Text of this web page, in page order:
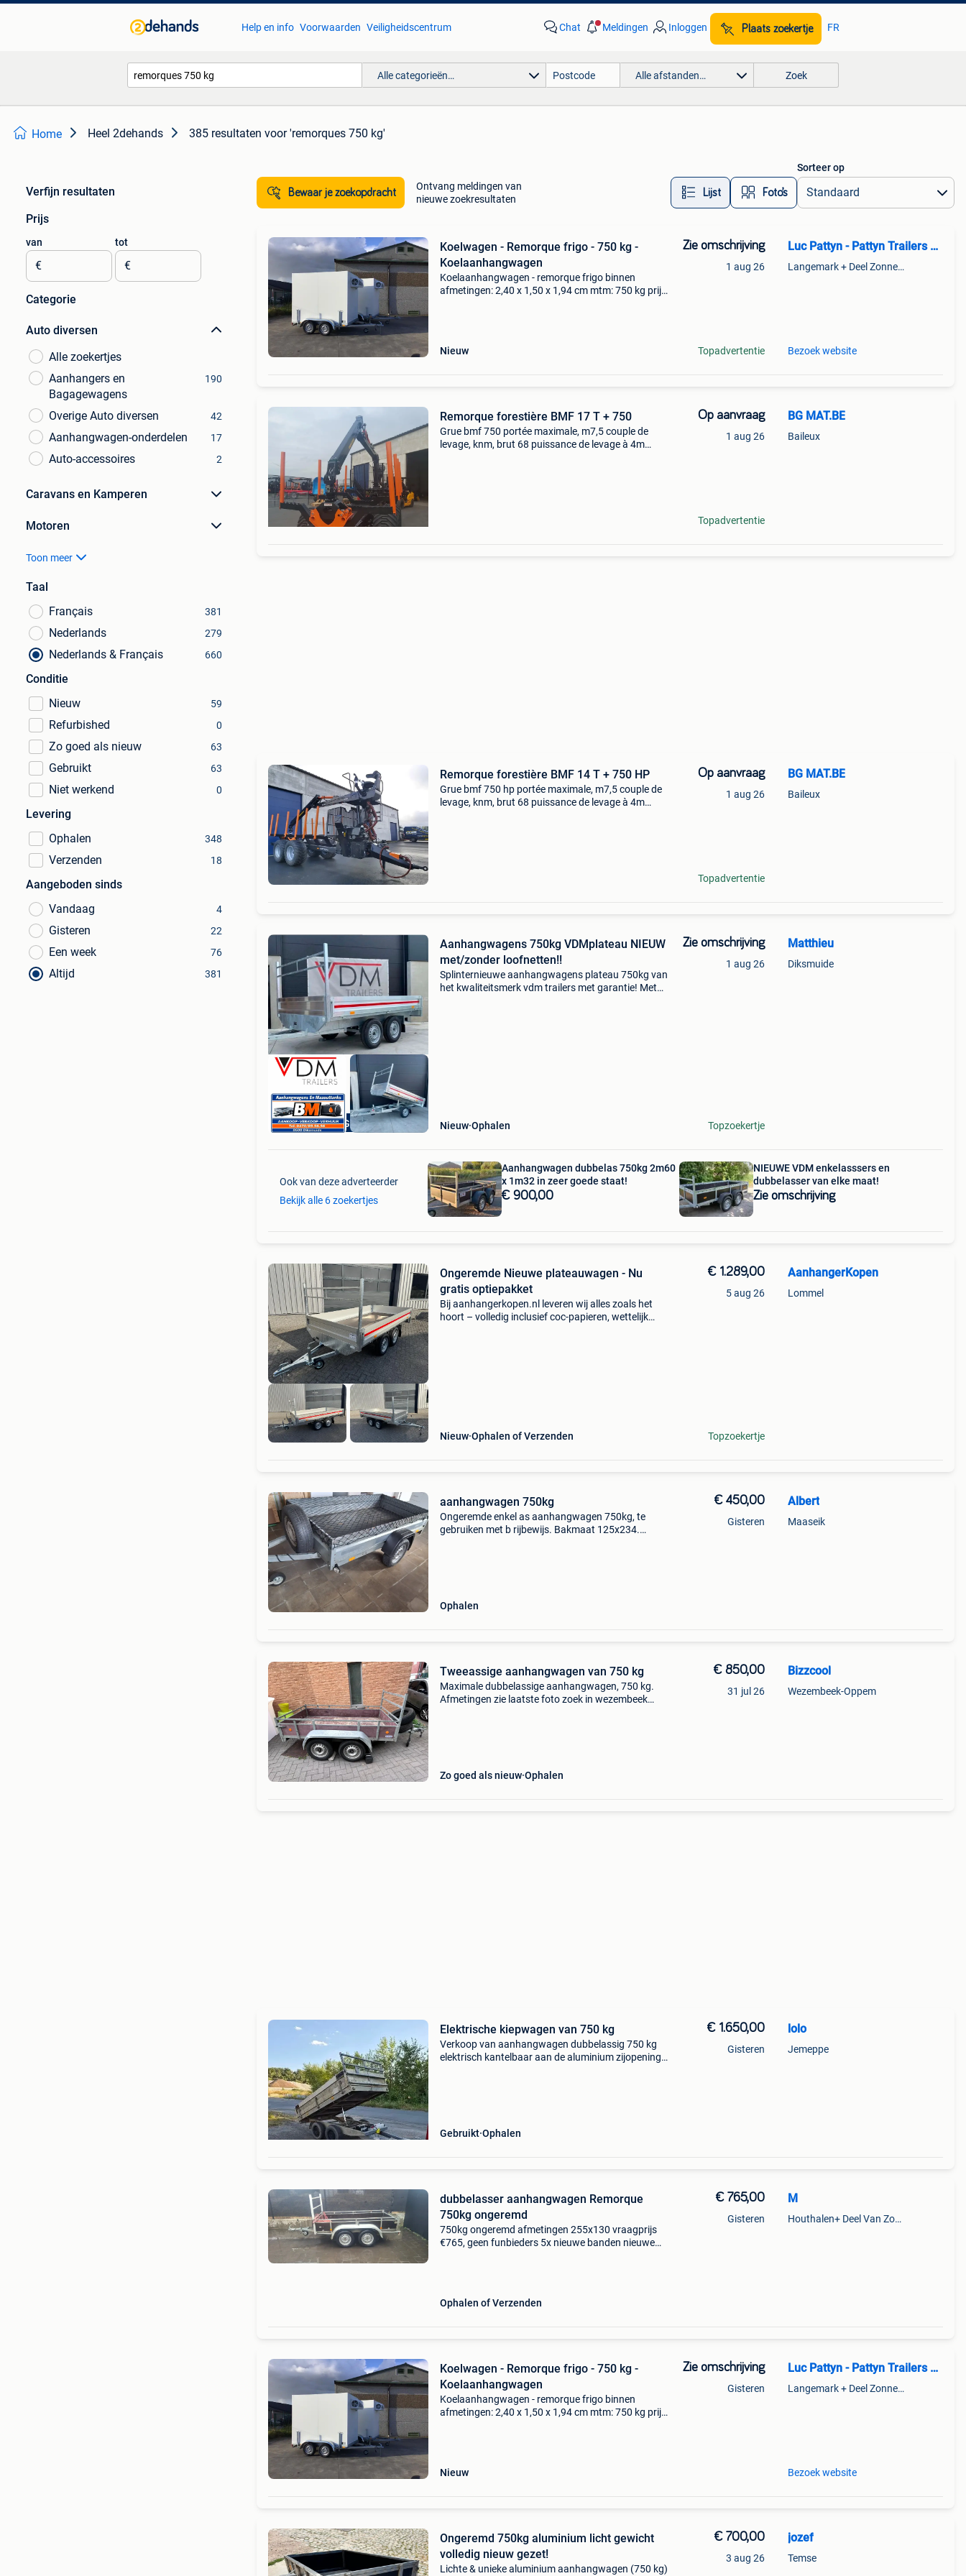
Help en info Voorwaarden Veiligheidscentrum Chat Meldingen Inloggen Plaats zoekertje FR
Alle categorieën… Alle afstanden… Zoek
Home Heel 2dehands 385 resultaten voor 'remorques 750 kg'
Verfijn resultaten
Prijs
van
€
tot
€
Categorie
Auto diversen
Alle zoekertjes
Aanhangers en
Bagagewagens
190
Overige Auto diversen 42
Aanhangwagen-onderdelen 17
Auto-accessoires 2
Caravans en Kamperen
Motoren
Toon meer
Taal
Français
381
Nederlands 279
Nederlands & Français 660
Conditie
Nieuw
59
Refurbished 0
Zo goed als nieuw 63
Gebruikt 63
Niet werkend 0
Levering
Ophalen
348
Verzenden 18
Aangeboden sinds
Vandaag
4
Gisteren 22
Een week 76
Altijd 381
Bewaar je zoekopdracht
Ontvang meldingen van
nieuwe zoekresultaten
Lijst Foto’s
Sorteer op
Koelwagen - Remorque frigo - 750 kg -
Koelaanhangwagen
Koelaanhangwagen - remorque frigo binnen
afmetingen: 2,40 x 1,50 x 1,94 cm mtm: 750 kg prijs
Nieuw
Zie omschrijving
1 aug 26
Topadvertentie
Luc Pattyn - Pattyn Trailers BV Langemark
Langemark + Deel Zonnebeke
Bezoek website
Remorque forestière BMF 17 T + 750
Grue bmf 750 portée maximale, m7,5 couple de
levage, knm, brut 68 puissance de levage à 4m
Op aanvraag
1 aug 26
Topadvertentie
BG MAT.BE
Baileux
Remorque forestière BMF 14 T + 750 HP
Grue bmf 750 hp portée maximale, m7,5 couple de
levage, knm, brut 68 puissance de levage à 4m
Op aanvraag
1 aug 26
Topadvertentie
BG MAT.BE
Baileux
NIEUW +GARANTIE
Aanhangwagens 750kg VDMplateau NIEUW
met/zonder loofnetten!!
Splinternieuwe aanhangwagens plateau 750kg van
het kwaliteitsmerk vdm trailers met garantie! Met
Nieuw Ophalen
Zie omschrijving
1 aug 26
Topzoekertje
Matthieu
Diksmuide
Ook van deze adverteerder
Bekijk alle 6 zoekertjes
Aanhangwagen dubbelas 750kg 2m60
x 1m32 in zeer goede staat!
€ 900,00
NIEUWE VDM enkelasssers en
dubbelasser van elke maat!
Zie omschrijving
Ongeremde Nieuwe plateauwagen - Nu
gratis optiepakket
Bij aanhangerkopen.nl leveren wij alles zoals het
hoort – volledig inclusief coc-papieren, wettelijk
Nieuw Ophalen of Verzenden
€ 1.289,00
5 aug 26
Topzoekertje
AanhangerKopen
Lommel
aanhangwagen 750kg
Ongeremde enkel as aanhangwagen 750kg, te
gebruiken met b rijbewijs. Bakmaat 125x234.
Ophalen
€ 450,00
Gisteren
Albert
Maaseik
Tweeassige aanhangwagen van 750 kg
Maximale dubbelassige aanhangwagen, 750 kg.
Afmetingen zie laatste foto zoek in wezembeek
Zo goed als nieuw Ophalen
€ 850,00
31 jul 26
Bizzcool
Wezembeek-Oppem
Elektrische kiepwagen van 750 kg
Verkoop van aanhangwagen dubbelassig 750 kg
elektrisch kantelbaar aan de aluminium zijopening
Gebruikt Ophalen
€ 1.650,00
Gisteren
lolo
Jemeppe
dubbelasser aanhangwagen Remorque
750kg ongeremd
750kg ongeremd afmetingen 255x130 vraagprijs
€765, geen funbieders 5x nieuwe banden nieuwe
Ophalen of Verzenden
€ 765,00
Gisteren
M
Houthalen+ Deel Van Zonhoven En Zolder
Koelwagen - Remorque frigo - 750 kg -
Koelaanhangwagen
Koelaanhangwagen - remorque frigo binnen
afmetingen: 2,40 x 1,50 x 1,94 cm mtm: 750 kg prijs
Nieuw
Zie omschrijving
Gisteren
Luc Pattyn - Pattyn Trailers BV Langemark
Langemark + Deel Zonnebeke
Bezoek website
Ongeremd 750kg aluminium licht gewicht
volledig nieuw gezet!
Lichte & unieke aluminium aanhangwagen (750 kg)
€ 700,00
3 aug 26
jozef
Temse